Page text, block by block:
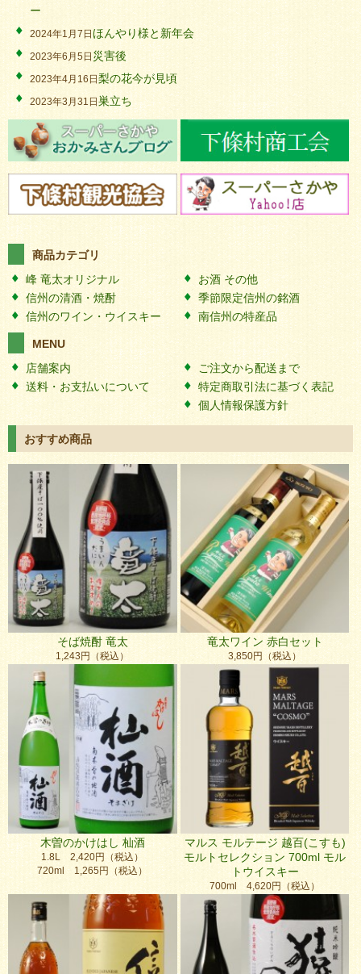
ー
2024年1月7日 ほんやり様と新年会
2023年6月5日 災害後
2023年4月16日 梨の花今が見頃
2023年3月31日巣立ち
商品カテゴリ
峰 竜太オリジナル
信州の清酒・焼酎
信州のワイン・ウイスキー
お酒 その他
季節限定信州の銘酒
南信州の特産品
MENU
店舗案内
送料・お支払いについて
ご注文から配送まで
特定商取引法に基づく表記
個人情報保護方針
おすすめ商品
そば焼酎 竜太
1,243円（税込）
竜太ワイン 赤白セット
3,850円（税込）
木曽のかけはし 杣酒
1.8L 2,420円（税込）
720ml 1,265円（税込）
マルス モルテージ 越百(こすも)
モルトセレクション 700ml モル
トウイスキー
700ml 4,620円（税込）